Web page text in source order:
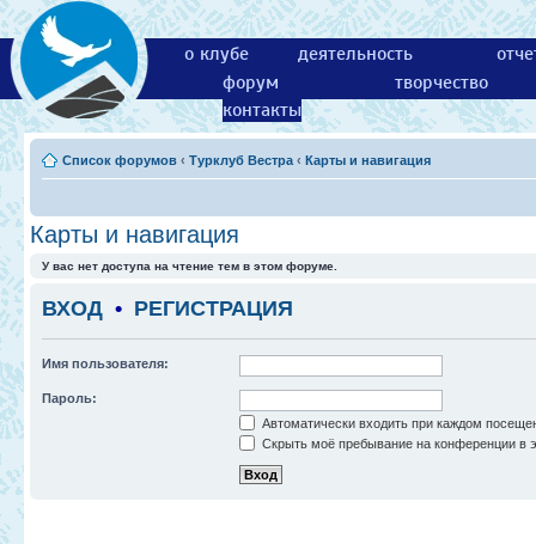
о клубе деятельность
форум
творчество
контакты
Список форумов ‹ Турклуб Вестра ‹ Карты и навигация
Карты и навигация
У вас нет доступа на чтение тем в этом форуме.
ВХОД • РЕГИСТРАЦИЯ
Имя пользователя:
Пароль:
Автоматически входить при каждом
Скрыть моё пребывание на конференции в